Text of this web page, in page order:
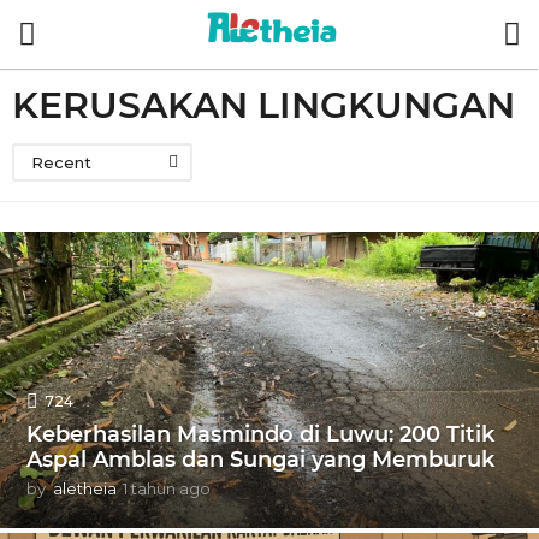
KERUSAKAN LINGKUNGAN
Recent
724
Keberhasilan Masmindo di Luwu: 200 Titik
Aspal Amblas dan Sungai yang Memburuk
by aletheia 1 tahun ago1
a